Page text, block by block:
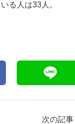
る人は33人。
次の記事